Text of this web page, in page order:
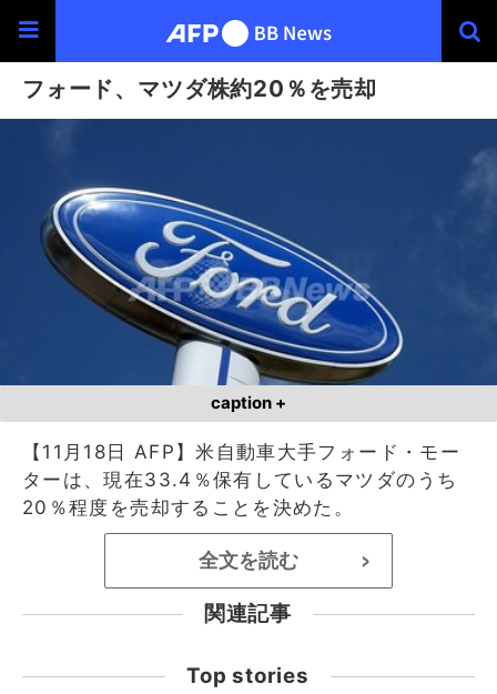
フォード、マツダ株約20％を売却
caption +
【11月18日 AFP】米自動車大手フォード・モー
ターは、現在33.4％保有しているマツダのうち
20％程度を売却することを決めた。
全文を読む >
関連記事
Top stories